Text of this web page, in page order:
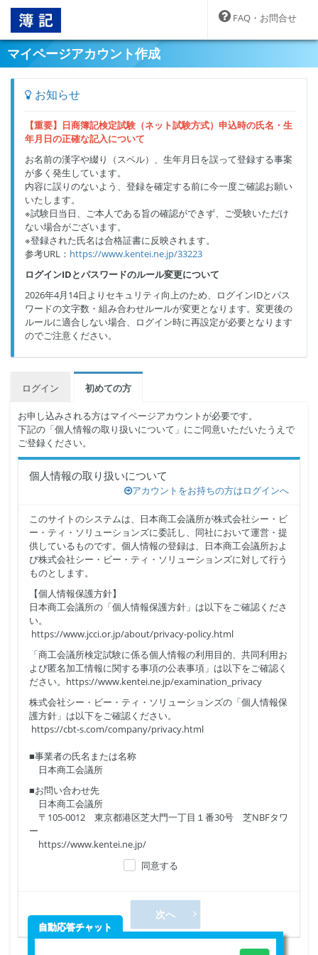
FAQ・お問合せ
マイページアカウント作成
お知らせ
【重要】日商簿記検定試験（ネット試験方式）申込時の氏名・生
年月日の正確な記入について
お名前の漢字や綴り（スペル）、生年月日を誤って登録する事案
が多く発生しています。
内容に誤りのないよう、登録を確定する前に今一度ご確認お願い
いたします。
※試験日当日、ご本人である旨の確認ができず、ご受験いただけ
ない場合がございます。
※登録された氏名は合格証書に反映されます。
参考URL： https://www.kentei.ne.jp/33223
ログインIDとパスワードのルール変更について
2026年4月14日よりセキュリティ向上のため、ログインIDとパス
ワードの文字数・組み合わせルールが変更となります。変更後の
ルールに適合しない場合、ログイン時に再設定が必要となります
のでご注意ください。
ログイン 初めての方
お申し込みされる方はマイページアカウントが必要です。
下記の「個人情報の取り扱いについて」にご同意いただいたうえで
ご登録ください。
個人情報の取り扱いについて
アカウントをお持ちの方はログインへ
このサイトのシステムは、日本商工会議所が株式会社シー・ビ
ー・ティ・ソリューションズに委託し、同社において運営・提
供しているものです。個人情報の登録は、日本商工会議所およ
び株式会社シー・ビー・ティ・ソリューションズに対して行う
ものとします。
【個人情報保護方針】
日本商工会議所の「個人情報保護方針」は以下をご確認くださ
い。
https://www.jcci.or.jp/about/privacy-policy.html
「商工会議所検定試験に係る個人情報の利用目的、共同利用お
よび匿名加工情報に関する事項の公表事項」は以下をご確認く
ださい。https://www.kentei.ne.jp/examination_privacy
株式会社シー・ビー・ティ・ソリューションズの「個人情報保
護方針」は以下をご確認ください。
https://cbt-s.com/company/privacy.html
■事業者の氏名または名称
日本商工会議所
■お問い合わせ先
日本商工会議所
〒105-0012 東京都港区芝大門一丁目１番30号 芝NBFタワ
ー
https://www.kentei.ne.jp/
同意する
次へ
自動応答チャット